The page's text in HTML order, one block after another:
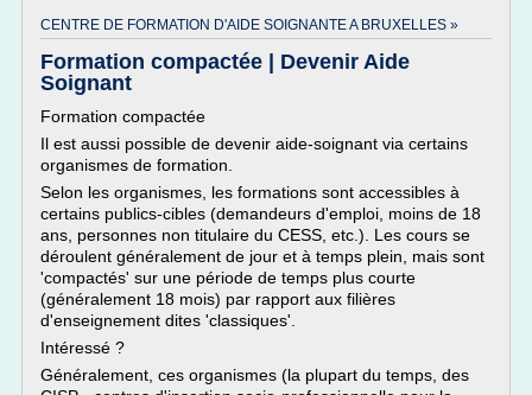
CENTRE DE FORMATION D'AIDE SOIGNANTE A BRUXELLES »
Formation compactée | Devenir Aide
Soignant
Formation compactée
Il est aussi possible de devenir aide-soignant via certains
organismes de formation.
Selon les organismes, les formations sont accessibles à
certains publics-cibles (demandeurs d'emploi, moins de 18
ans, personnes non titulaire du CESS, etc.). Les cours se
déroulent généralement de jour et à temps plein, mais sont
'compactés' sur une période de temps plus courte
(généralement 18 mois) par rapport aux filières
d'enseignement dites 'classiques'.
Intéressé ?
Généralement, ces organismes (la plupart du temps, des